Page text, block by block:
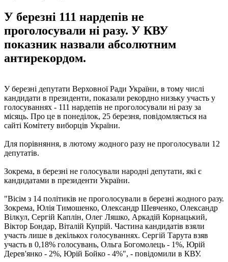
У березні 111 нардепів не
проголосували ні разу. У КВУ
показник назвали абсолютним
антирекордом.
У березні депутати Верховної Ради України, в тому числі
кандидати в президенти, показали рекордно низьку участь у
голосуваннях - 111 нардепів не проголосували ні разу за
місяць. Про це в понеділок, 25 березня, повідомляється на
сайті Комітету виборців України.
Для порівняння, в лютому жодного разу не проголосували 12
депутатів.
Зокрема, в березні не голосували народні депутати, які є
кандидатами в президенти України.
"Вісім з 14 політиків не проголосували в березні жодного разу.
Зокрема, Юлія Тимошенко, Олександр Шевченко, Олександр
Вілкул, Сергій Каплін, Олег Ляшко, Аркадій Корнацький,
Віктор Бондар, Віталій Купрій. Частина кандидатів взяли
участь лише в декількох голосуваннях. Сергій Тарута взяв
участь в 0,18% голосувань, Ольга Богомолець - 1%, Юрій
Дерев'янко - 2%, Юрій Бойко - 4%", - повідомили в КВУ.